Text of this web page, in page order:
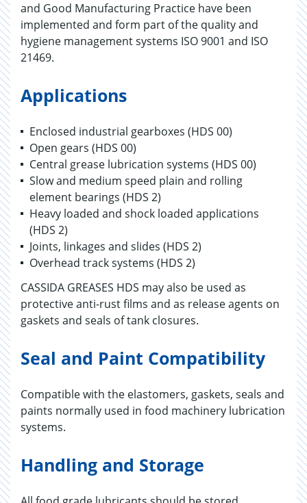
and Good Manufacturing Practice have been
implemented and form part of the quality and
hygiene management systems ISO 9001 and ISO
21469.
Applications
Enclosed industrial gearboxes (HDS 00)
Open gears (HDS 00)
Central grease lubrication systems (HDS 00)
Slow and medium speed plain and rolling
element bearings (HDS 2)
Heavy loaded and shock loaded applications
(HDS 2)
Joints, linkages and slides (HDS 2)
Overhead track systems (HDS 2)
CASSIDA GREASES HDS may also be used as
protective anti-rust films and as release agents on
gaskets and seals of tank closures.
Seal and Paint Compatibility
Compatible with the elastomers, gaskets, seals and
paints normally used in food machinery lubrication
systems.
Handling and Storage